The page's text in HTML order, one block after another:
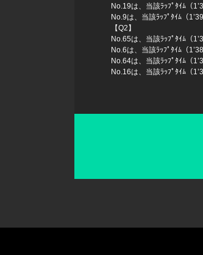
No.19は、当該ﾗｯﾌﾟﾀｲﾑ（
No.9は、当該ﾗｯﾌﾟﾀｲﾑ（
【Q2】
No.65は、当該ﾗｯﾌﾟﾀｲﾑ（
No.6は、当該ﾗｯﾌﾟﾀｲﾑ（
No.64は、当該ﾗｯﾌﾟﾀｲﾑ（
No.16は、当該ﾗｯﾌﾟﾀｲﾑ（